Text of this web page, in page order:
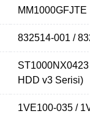
MM1000GFJTE
832514-001 /
HDD v3 Serisi)
1VE100-035 /